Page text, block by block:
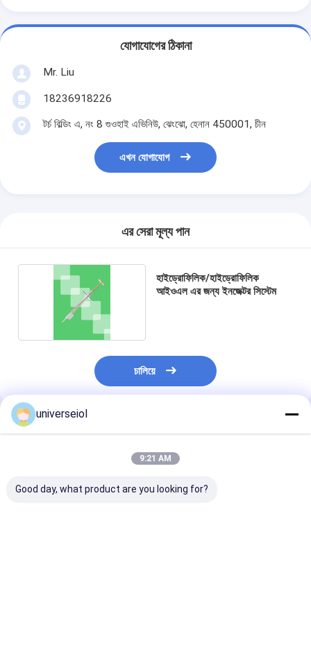
যোগাযোগের ঠিকানা
Mr. Liu
18236918226
টর্চ বিল্ডিং এ, নং 8 গুওহাই এভিনিউ, ঝেংঝো, হেনান 450001, চীন
এখন যোগাযোগ
এর সেরা মূল্য পান
হাইড্রোফিলিক/হাইড্রোফিলিক
আইওএল এর জন্য ইনজেক্টর সিস্টেম
চালিয়ে
প্রস্তাবিত পণ্য
universeiol
9:21 AM
Good day, what product are you looking for?